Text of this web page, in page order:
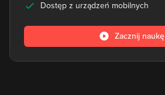
Dostęp z urządzeń mobilnych
Zacznij naukę